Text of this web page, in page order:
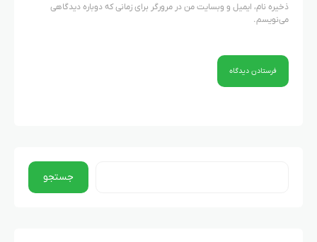
ذخیره نام، ایمیل و وبسایت من در مرورگر برای زمانی که دوباره دیدگاهی
می‌نویسم.
جستجو